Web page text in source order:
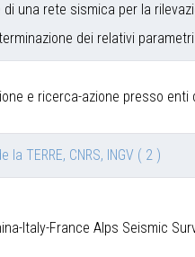
di una rete sismica per la
dei relativi
e ricerca-azione presso enti
la TERRE, CNRS, INGV ( 2 )
Italy-France Alps Seismic